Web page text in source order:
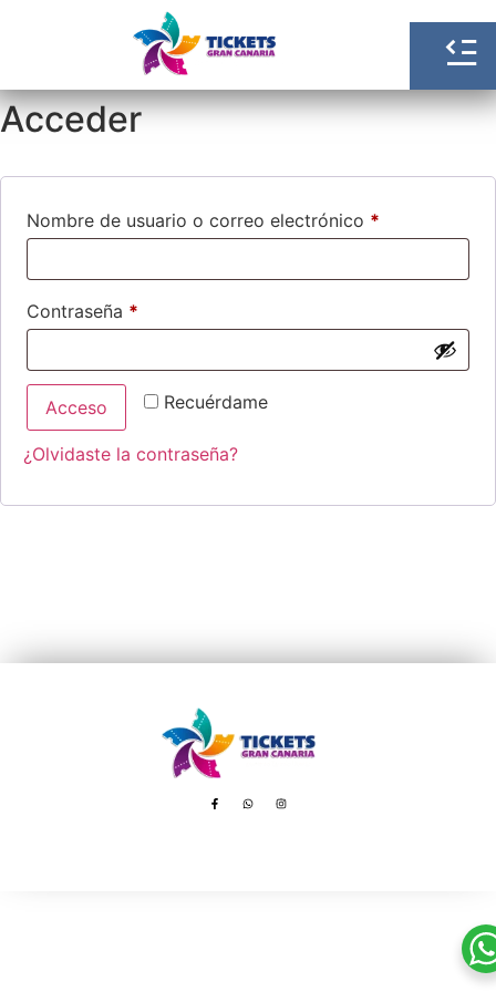
Acceder
Nombre de usuario o correo electrónico *
Contraseña *
Recuérdame
Acceso
¿Olvidaste la contraseña?